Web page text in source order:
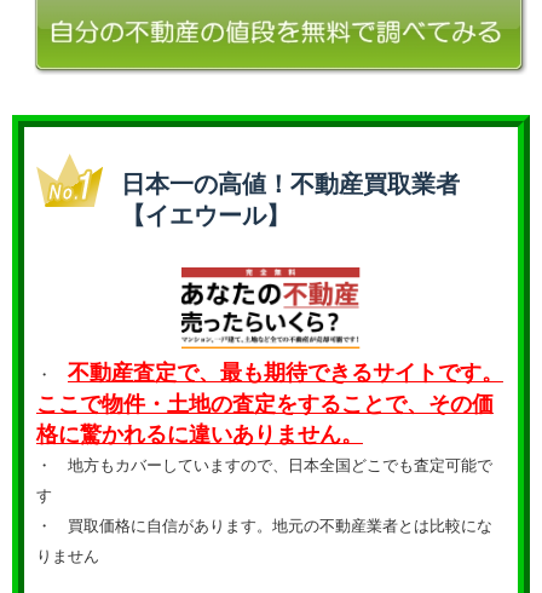
日本一の高値！不動産買取業者
【イエウール】
・ 不動産査定で、最も期待できるサイトです。
ここで物件・土地の査定をすることで、その価
格に驚かれるに違いありません。
・ 地方もカバーしていますので、日本全国どこでも査定可能で
す
・ 買取価格に自信があります。地元の不動産業者とは比較にな
りません